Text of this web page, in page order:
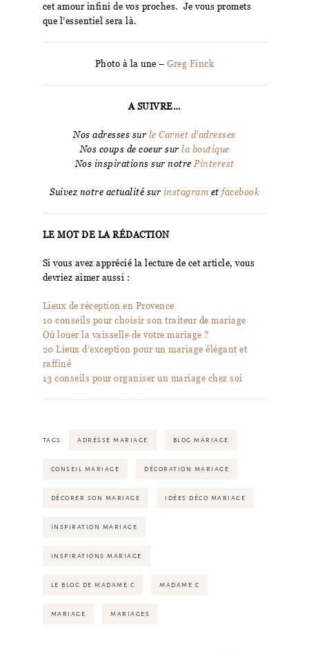
cet amour infini de vos proches. Je vous promets
que l’essentiel sera là.
Photo à la une –Greg Finck
A SUIVRE…
Nos adresses sur le Carnet d’adresses
Nos coups de coeur sur la boutique
Nos inspirations sur notre Pinterest
Suivez notre actualité sur instagram et facebook
LE MOT DE LA RÉDACTION
Si vous avez apprécié la lecture de cet article, vous
devriez aimer aussi :
Lieux de réception en Provence
10 conseils pour choisir son traiteur de mariage
Où louer la vaisselle de votre mariage ?
20 Lieux d’exception pour un mariage élégant et
raffiné
13 conseils pour organiser un mariage chez soi
TAGS: ADRESSE MARIAGE BLOG MARIAGE
CONSEIL MARIAGE DÉCORATION MARIAGE
DÉCORER SON MARIAGE IDÉES DÉCO MARIAGE
INSPIRATION MARIAGE
INSPIRATIONS MARIAGE
LE BLOG DE MADAME C MADAME C
MARIAGE MARIAGES